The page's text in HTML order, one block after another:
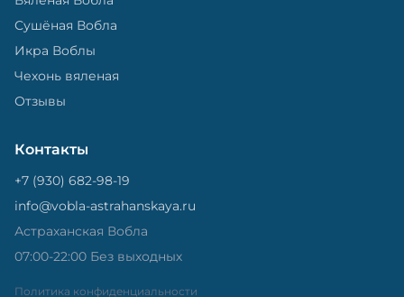
Сушёная Вобла
Икра Воблы
Чехонь вяленая
Отзывы
Контакты
+7 (930) 682-98-19
info@vobla-astrahanskaya.ru
Астраханская Вобла
07:00-22:00 Без выходных
Политика конфиденциальности